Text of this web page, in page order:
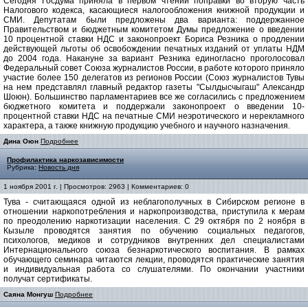
Налогового кодекса, касающиеся налогообложения книжной продукции и
СМИ. Депутатам были предложены два варианта: поддержанное
Правительством и бюджетным комитетом Думы предложение о введении
10 процентной ставки НДС и законопроект Бориса Резника о продлении
действующей льготы об освобождении печатных изданий от уплаты НДМ
до 2004 года. Накануне за вариант Резника единогласно проголосовал
Федеральный совет Союза журналистов России, в работе которого приняло
участие более 150 делегатов из регионов России (Союз журналистов Тувы
на нем представлял главный редактор газеты "Сылдысчыгаш" Александр
Шоюн). Большинство парламентариев все же согласились с предложением
бюджетного комитета и поддержали законопроект о введении 10-
процентной ставки НДС на печатные СМИ неэротического и нерекламного
характера, а также книжную продукцию учебного и научного назначения.
Дина Оюн Подробнее
Профилактика наркозависимости
Рубрика: Новость дня
1 ноября 2001 г. | Просмотров: 2963 | Комментариев: 0
Тува - считающаяся одной из неблагополучных в Сибирском регионе в
отношении наркопотребления и наркопроизводства, приступила к мерам
по преодолению наркотизации населения. С 29 октября по 2 ноября в
Кызыле проводятся занятия по обучению социальных педагогов,
психологов, медиков и сотрудников внутренних дел специалистами
Интернационального союза безнаркотического воспитания. В рамках
обучающего семинара читаются лекции, проводятся практические занятия
и индивидуальная работа со слушателями. По окончании участники
получат сертификаты.
Саяна Монгуш Подробнее